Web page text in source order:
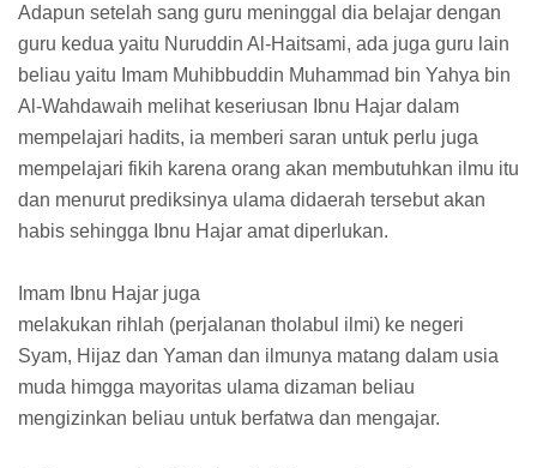
Adapun setelah sang guru meninggal dia belajar dengan
guru kedua yaitu Nuruddin Al-Haitsami, ada juga guru lain
beliau yaitu Imam Muhibbuddin Muhammad bin Yahya bin
Al-Wahdawaih melihat keseriusan Ibnu Hajar dalam
mempelajari hadits, ia memberi saran untuk perlu juga
mempelajari fikih karena orang akan membutuhkan ilmu itu
dan menurut prediksinya ulama didaerah tersebut akan
habis sehingga Ibnu Hajar amat diperlukan.
Imam Ibnu Hajar juga
melakukan rihlah (perjalanan tholabul ilmi) ke negeri
Syam, Hijaz dan Yaman dan ilmunya matang dalam usia
muda himgga mayoritas ulama dizaman beliau
mengizinkan beliau untuk berfatwa dan mengajar.